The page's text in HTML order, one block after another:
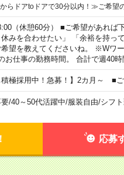
らドアtoドアで30分以内！≫ご希望
（休憩60分） ■ご希望があれば
休みを合わせたい」 「余裕を持っ
望を教えてくださいね。 ※Wワ
お仕事の勤務時間。 合計で週40
積極採用中！急募！】2カ月～ ■
/40～50代活躍中/服装自由/シフ
応募